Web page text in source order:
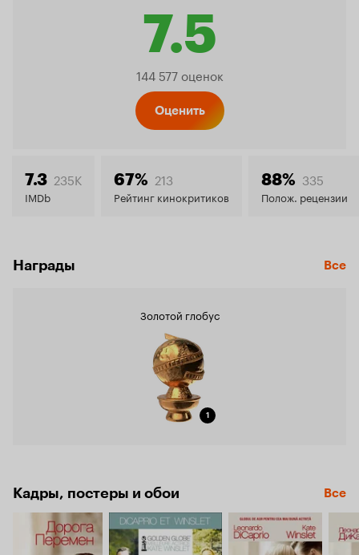
7.5
Рейтинг
7.5
144 577 оценок
Оценить
7.3 235K
IMDb
67% 213
Рейтинг кинокритиков
88% 335
Полож. рецензии
Награды Все
Золотой глобус
1
Кадры, постеры и обои Все